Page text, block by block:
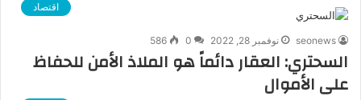
اقتصاد
seonews نوفمبر 28, 2022 0
586
السحتري: العقار دائماً هو الملاذ الأمن للحفاظ
على الأموال